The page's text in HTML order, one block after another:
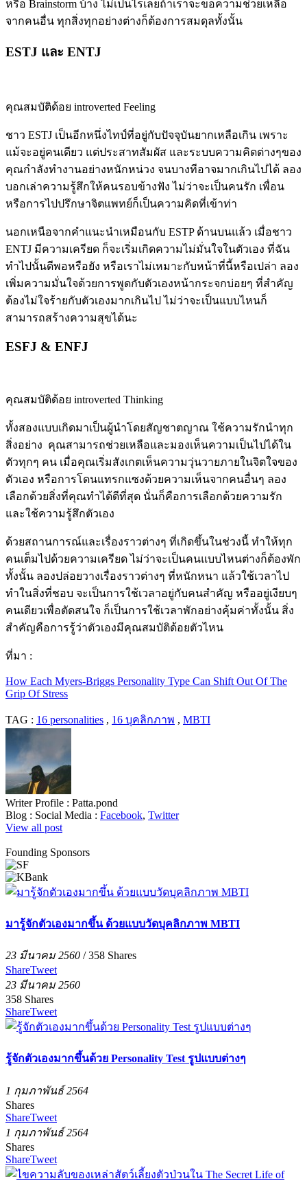
หรือ Brainstorm บ้าง ไม่เป็นไรเลยถ้าเราจะขอความช่วยเหลือ
จากคนอื่น ทุกสิ่งทุกอย่างต่างก็ต้องการสมดุลทั้งนั้น
ESTJ และ ENTJ
คุณสมบัติด้อย introverted Feeling
ชาว ESTJ เป็นอีกหนึ่งไทป์ที่อยู่กับปัจจุบันยากเหลือเกิน เพราะ
แม้จะอยู่คนเดียว แต่ประสาทสัมผัส และระบบความคิดต่างๆของ
คุณกำลังทำงานอย่างหนักหน่วง จนบางทีอาจมากเกินไปได้ ลอง
บอกเล่าความรู้สึกให้คนรอบข้างฟัง ไม่ว่าจะเป็นคนรัก เพื่อน
หรือการไปปรึกษาจิตแพทย์ก็เป็นความคิดที่เข้าท่า
นอกเหนือจากคำแนะนำเหมือนกับ ESTP ด้านบนแล้ว เมื่อชาว
ENTJ มีความเครียด ก็จะเริ่มเกิดความไม่มั่นใจในตัวเอง ที่ฉัน
ทำไปนั้นดีพอหรือยัง หรือเราไม่เหมาะกับหน้าที่นี้หรือเปล่า ลอง
เพิ่มความมั่นใจด้วยการพูดกับตัวเองหน้ากระจกบ่อยๆ ที่สำคัญ
ต้องไม่ใจร้ายกับตัวเองมากเกินไป ไม่ว่าจะเป็นแบบไหนก็
สามารถสร้างความสุขได้นะ
ESFJ & ENFJ
คุณสมบัติด้อย introverted Thinking
ทั้งสองแบบเกิดมาเป็นผู้นำโดยสัญชาตญาณ ใช้ความรักนำทุก
สิ่งอย่าง คุณสามารถช่วยเหลือและมองเห็นความเป็นไปได้ใน
ตัวทุกๆ คน เมื่อคุณเริ่มสังเกตเห็นความวุ่นวายภายในจิตใจของ
ตัวเอง หรือการโดนแทรกแซงด้วยความเห็นจากคนอื่นๆ ลอง
เลือกด้วยสิ่งที่คุณทำได้ดีที่สุด นั่นก็คือการเลือกด้วยความรัก
และใช้ความรู้สึกตัวเอง
ด้วยสถานการณ์และเรื่องราวต่างๆ ที่เกิดขึ้นในช่วงนี้ ทำให้ทุก
คนเต็มไปด้วยความเครียด ไม่ว่าจะเป็นคนแบบไหนต่างก็ต้องพัก
ทั้งนั้น ลองปล่อยวางเรื่องราวต่างๆ ที่หนักหนา แล้วใช้เวลาไป
ทำในสิ่งที่ชอบ จะเป็นการใช้เวลาอยู่กับคนสำคัญ หรืออยู่เงียบๆ
คนเดียวเพื่อตัดสนใจ ก็เป็นการใช้เวลาพักอย่างคุ้มค่าทั้งนั้น สิ่ง
สำคัญคือการรู้ว่าตัวเองมีคุณสมบัติด้อยตัวไหน
ที่มา :
How Each Myers-Briggs Personality Type Can Shift Out Of The
Grip Of Stress
TAG : 16 personalities , 16 บุคลิกภาพ , MBTI
Writer Profile : Patta.pond
Blog : Social Media : Facebook, Twitter
View all post
Founding Sponsors
มารู้จักตัวเองมากขึ้น ด้วยแบบวัดบุคลิกภาพ MBTI
23 มีนาคม 2560 /358 Shares
ShareTweet
23 มีนาคม 2560
358 Shares
ShareTweet
รู้จักตัวเองมากขึ้นด้วย Personality Test รูปแบบต่างๆ
1 กุมภาพันธ์ 2564
Shares
ShareTweet
1 กุมภาพันธ์ 2564
Shares
ShareTweet